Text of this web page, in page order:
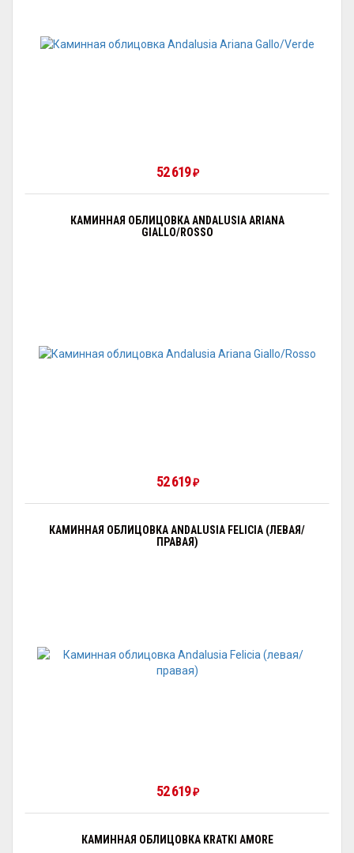
52 619₽
КАМИННАЯ ОБЛИЦОВКА ANDALUSIA ARIANA
GIALLO/ROSSO
52 619₽
КАМИННАЯ ОБЛИЦОВКА ANDALUSIA FELICIA (ЛЕВАЯ/
ПРАВАЯ)
52 619₽
КАМИННАЯ ОБЛИЦОВКА KRATKI AMORE